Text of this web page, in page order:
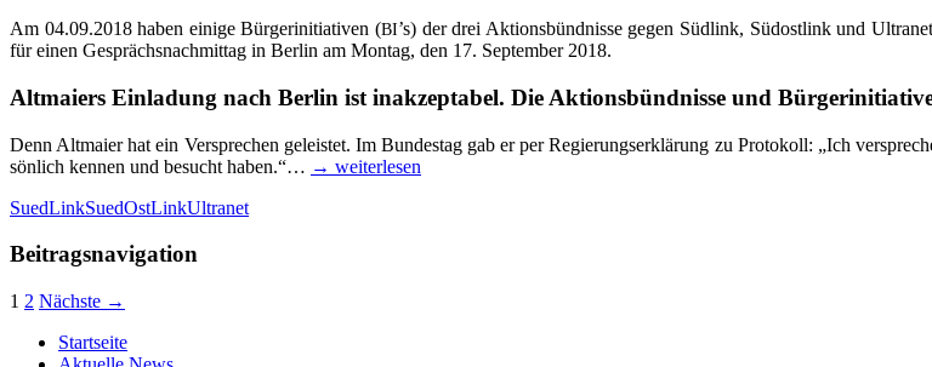
Am 04.09.2018 haben eini­ge Bür­ger­initia­ti­ven (BI’s) der drei Akti­ons­bünd­nis­se gegen Süd­link, Süd­ost­link und
für einen Gesprächs­nach­mit­tag in Ber­lin am Mon­tag, den 17. Sep­tem­ber 2018.
Alt­mai­ers Ein­la­dung nach Ber­lin ist inak­zep­ta­bel. Die Akti­ons­bünd­nis­se und
Denn Alt­mai­er hat ein Ver­spre­chen geleis­tet. Im Bun­des­tag gab er per Regie­rungs­er­klä­rung zu Pro­to­koll: „Ich
sön­lich ken­nen und besucht haben.“… → wei­ter­le­sen
SuedLinkSuedOstLinkUltranet
Beitragsnavigation
1 2 Nächste →
Start­sei­te